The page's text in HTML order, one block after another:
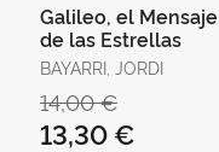
Galileo, el Mensaje
de las Estrellas
BAYARRI, JORDI
14,00 €
13,30 €